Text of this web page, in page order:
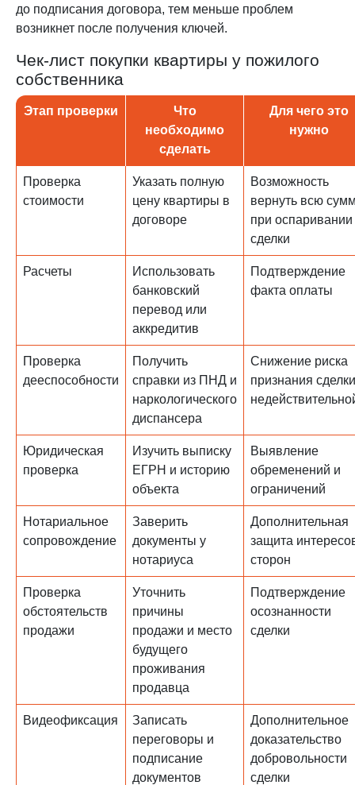
до подписания договора, тем меньше проблем
возникнет после получения ключей.
Чек-лист покупки квартиры у пожилого
собственника
Этап проверки
Что
необходимо
сделать
Для чего это
нужно
Проверка
стоимости
Указать полную
цену квартиры в
договоре
Возможность
вернуть всю
при оспаривании
сделки
Расчеты
Использовать
банковский
перевод или
аккредитив
Подтверждение
факта оплаты
Проверка
дееспособности
Получить
справки из ПНД и
наркологического
диспансера
Снижение риска
признания сделки
Юридическая
проверка
Изучить выписку
ЕГРН и историю
объекта
Выявление
обременений и
ограничений
Нотариальное
сопровождение
Заверить
документы у
нотариуса
Дополнительная
защита
сторон
Проверка
обстоятельств
продажи
Уточнить
причины
продажи и место
будущего
проживания
продавца
Подтверждение
осознанности
сделки
Видеофиксация
Записать
переговоры и
подписание
документов
Дополнительное
доказательство
добровольности
сделки